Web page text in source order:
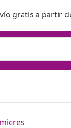
gratis a partir